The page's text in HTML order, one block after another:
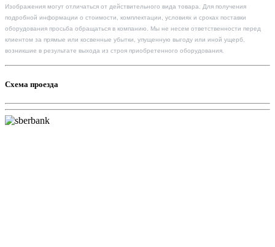
Изображения могут отличаться от действительного вида товара. Для получения
подробной информации о стоимости, комплектации, условиях и сроках поставки
оборудования просьба обращаться в компанию. Мы не несем ответственности перед
клиентом за прямые или косвенные убытки, упущенную выгоду или иной ущерб,
возникшие в результате выхода из строя приобретенного оборудования.
Схема проезда